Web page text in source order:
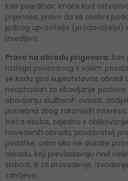
Kao pojedinac imate kod
prijenosa, pravo da se osobni
jednog upravitelja (prodavatelja)
izvedljivo;
Pravo na obradu prigovora: kao
razloga povezanog s vašim
se kada god suprotstavite obradi
neophodan za obavljanje
obavljanju službenih ovlasti,
potrebna zbog zakonskih
treća osoba, zajedno s
navedenih obrada; prodavatelj
podatke, osim ako ne dokaže
obradu, koji prevladavaju nad
slobodi, ili za provođenje,
zahtjeva.